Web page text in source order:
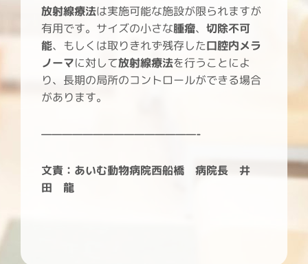
放射線療法は実施可能な施設が限られますが
有用です。サイズの小さな腫瘤、 切除不可
能、もしくは取りきれず残存した口腔内メラ
ノーマに対して放射線療法を行うことによ
り、長期の局所のコントロールができる場合
があります。
———————————————-
文責：あいむ動物病院西船橋 病院長 井
田 龍